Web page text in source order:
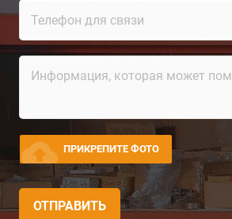
cloud_upload ПРИКРЕПИТЕ ФОТО
ОТПРАВИТЬ